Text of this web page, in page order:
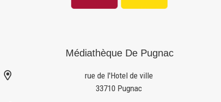
Médiathèque De Pugnac
rue de l'Hotel de ville
33710 Pugnac